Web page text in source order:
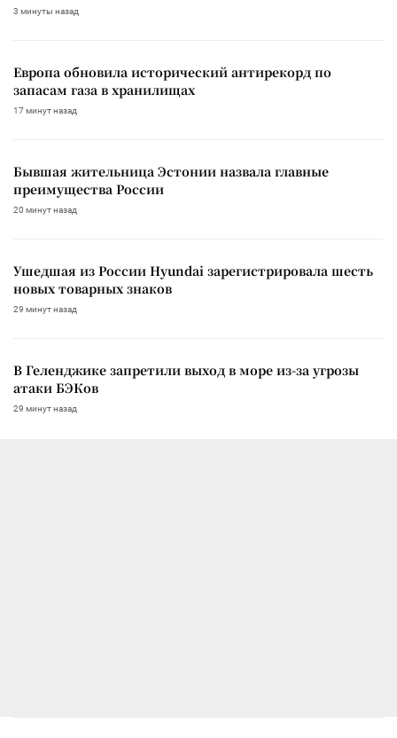
3 минуты назад
Европа обновила исторический антирекорд по
запасам газа в хранилищах
17 минут назад
Бывшая жительница Эстонии назвала главные
преимущества России
20 минут назад
Ушедшая из России Hyundai зарегистрировала шесть
новых товарных знаков
29 минут назад
В Геленджике запретили выход в море из-за угрозы
атаки БЭКов
29 минут назад